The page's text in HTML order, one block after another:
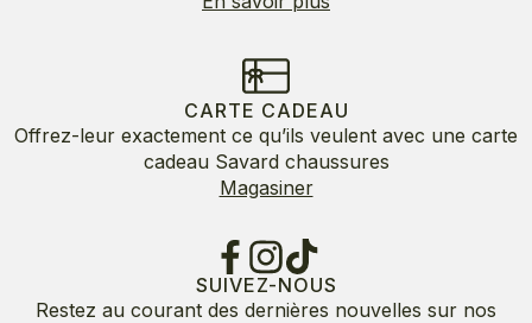
CARTE CADEAU
Offrez-leur exactement ce qu’ils veulent avec une carte
cadeau Savard chaussures
Magasiner
SUIVEZ-NOUS
Restez au courant des dernières nouvelles sur nos